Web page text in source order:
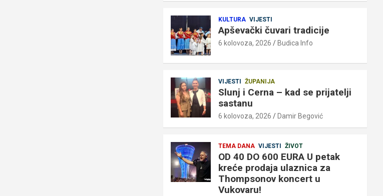
KULTURA VIJESTI
Apševački čuvari tradicije
6 kolovoza, 2026 Budica Info
VIJESTI ŽUPANIJA
Slunj i Cerna – kad se prijatelji
sastanu
6 kolovoza, 2026 Damir Begović
TEMA DANA VIJESTI ŽIVOT
OD 40 DO 600 EURA U petak
kreće prodaja ulaznica za
Thompsonov koncert u
Vukovaru!